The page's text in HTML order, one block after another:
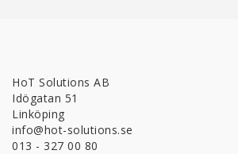
HoT Solutions AB
Idögatan 51
Linköping
info@hot-solutions.se
013 - 327 00 80